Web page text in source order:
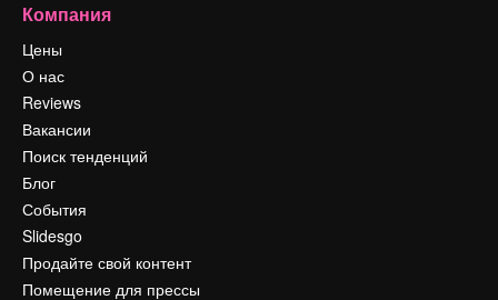
Компания
Цены
О нас
Reviews
Вакансии
Поиск тенденций
Блог
События
Slidesgo
Продайте свой контент
Помещение для прессы